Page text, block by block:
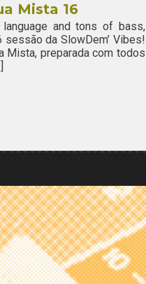
Mista 16
and tons of bass,
da SlowDem’ Vibes!
Mista, preparada com todos